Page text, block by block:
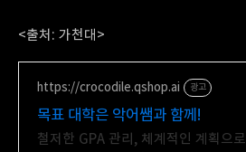
<출처: 가천대>
https://crocodile.qshop.ai 광고
목표 대학은 악어쌤과 함께!
철저한 GPA 관리, 체계적인 계획으로